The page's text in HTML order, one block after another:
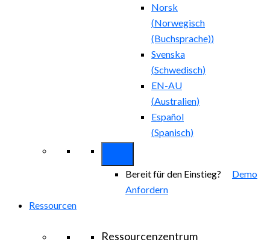
Norsk
(Norwegisch
(Buchsprache))
Svenska
(Schwedisch)
EN-AU
(Australien)
Español
(Spanisch)
Bereit für den Einstieg? Demo
Anfordern
Ressourcen
Ressourcenzentrum